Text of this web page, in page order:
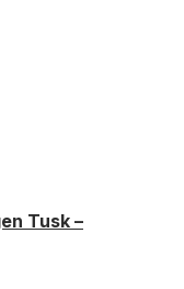
Tusk –